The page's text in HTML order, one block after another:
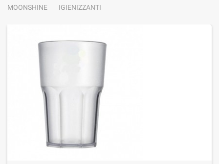
MOONSHINE IGIENIZZANTI